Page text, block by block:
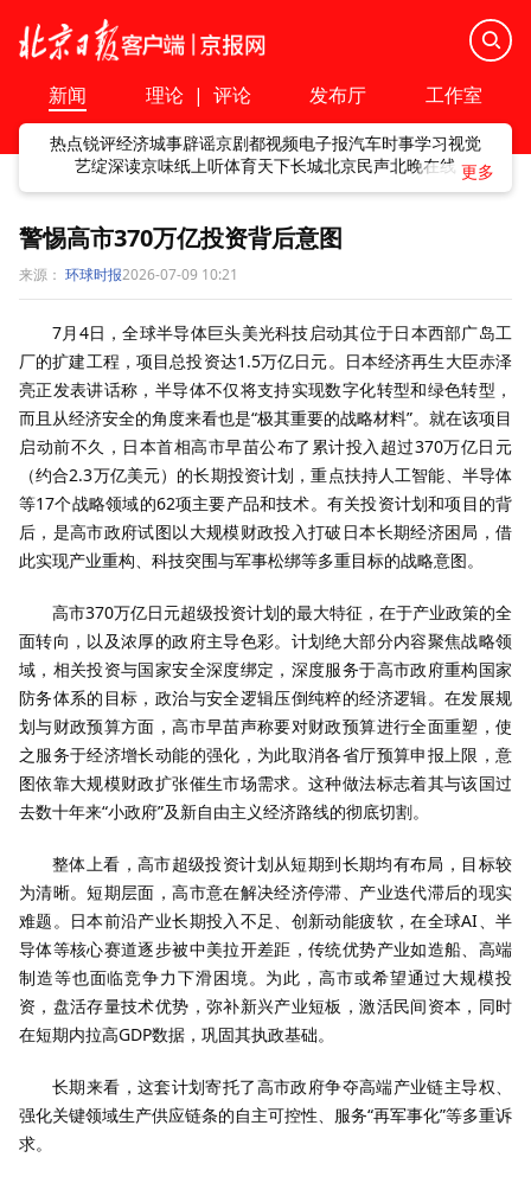
新闻 理论 | 评论 发布厅 工作室
热点锐评经济城事辟谣京剧都视频电子报汽车时事学习视觉
艺绽深读京味纸上听体育天下长城北京民声北晚在线
警惕高市370万亿投资背后意图
来源： 环球时报2026-07-09 10:21
7月4日，全球半导体巨头美光科技启动其位于日本西部广岛工
厂的扩建工程，项目总投资达1.5万亿日元。日本经济再生大臣赤泽
亮正发表讲话称，半导体不仅将支持实现数字化转型和绿色转型，
而且从经济安全的角度来看也是“极其重要的战略材料”。就在该项目
启动前不久，日本首相高市早苗公布了累计投入超过370万亿日元
（约合2.3万亿美元）的长期投资计划，重点扶持人工智能、半导体
等17个战略领域的62项主要产品和技术。有关投资计划和项目的背
后，是高市政府试图以大规模财政投入打破日本长期经济困局，借
此实现产业重构、科技突围与军事松绑等多重目标的战略意图。
高市370万亿日元超级投资计划的最大特征，在于产业政策的全
面转向，以及浓厚的政府主导色彩。计划绝大部分内容聚焦战略领
域，相关投资与国家安全深度绑定，深度服务于高市政府重构国家
防务体系的目标，政治与安全逻辑压倒纯粹的经济逻辑。在发展规
划与财政预算方面，高市早苗声称要对财政预算进行全面重塑，使
之服务于经济增长动能的强化，为此取消各省厅预算申报上限，意
图依靠大规模财政扩张催生市场需求。这种做法标志着其与该国过
去数十年来“小政府”及新自由主义经济路线的彻底切割。
整体上看，高市超级投资计划从短期到长期均有布局，目标较
为清晰。短期层面，高市意在解决经济停滞、产业迭代滞后的现实
难题。日本前沿产业长期投入不足、创新动能疲软，在全球AI、半
导体等核心赛道逐步被中美拉开差距，传统优势产业如造船、高端
制造等也面临竞争力下滑困境。为此，高市或希望通过大规模投
资，盘活存量技术优势，弥补新兴产业短板，激活民间资本，同时
在短期内拉高GDP数据，巩固其执政基础。
长期来看，这套计划寄托了高市政府争夺高端产业链主导权、
强化关键领域生产供应链条的自主可控性、服务“再军事化”等多重诉
求。